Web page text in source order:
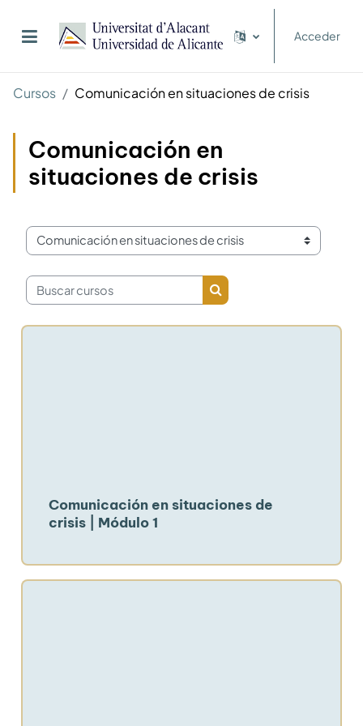
Panel lateral
Acceder
Cursos Comunicación en situaciones de crisis
Comunicación en
situaciones de crisis
Categorías
Buscar cursos
Buscar cursos
Comunicación en situaciones de
crisis | Módulo 1